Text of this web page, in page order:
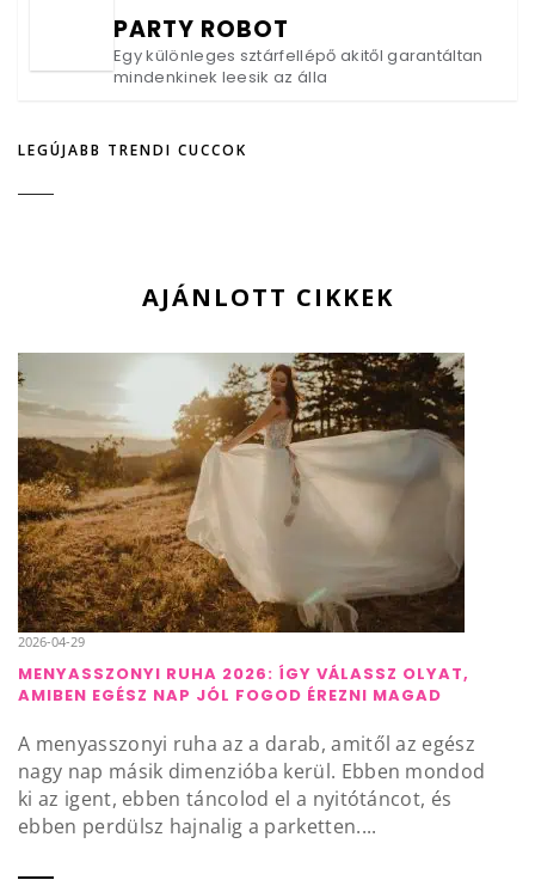
PARTY ROBOT
Egy különleges sztárfellépő akitől garantáltan
mindenkinek leesik az álla
LEGÚJABB TRENDI CUCCOK
AJÁNLOTT CIKKEK
2026-04-29
MENYASSZONYI RUHA 2026: ÍGY VÁLASSZ OLYAT,
AMIBEN EGÉSZ NAP JÓL FOGOD ÉREZNI MAGAD
A menyasszonyi ruha az a darab, amitől az egész
nagy nap másik dimenzióba kerül. Ebben mondod
ki az igent, ebben táncolod el a nyitótáncot, és
ebben perdülsz hajnalig a parketten....